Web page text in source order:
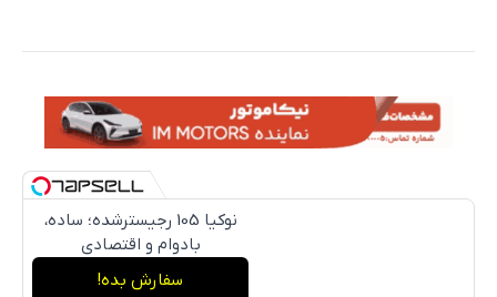
نوکیا 105 رجیسترشده؛ ساده،
بادوام و اقتصادی
سفارش بده!